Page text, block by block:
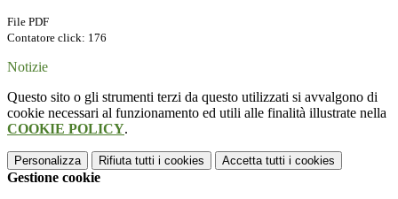
File PDF
Contatore click: 176
Notizie
Questo sito o gli strumenti terzi da questo utilizzati si avvalgono di
cookie necessari al funzionamento ed utili alle finalità illustrate nella
COOKIE POLICY.
Personalizza Rifiuta tutti i cookies Accetta tutti i cookies
Gestione cookie